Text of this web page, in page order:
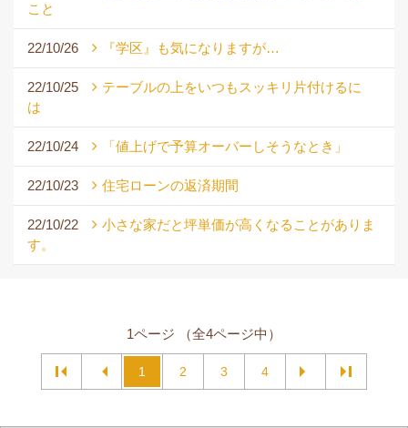
こと
22/10/26 『学区』も気になりますが…
22/10/25
テーブルの上をいつもスッキリ片付けるに
は
22/10/24 「値上げで予算オーバーしそうなとき」
22/10/23 住宅ローンの返済期間
22/10/22
小さな家だと坪単価が高くなることがありま
す。
1ページ （全4ページ中）
1 2 3 4